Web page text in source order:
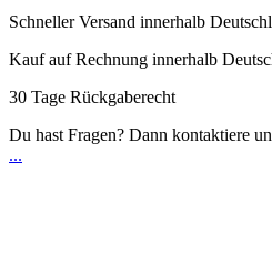
Schneller Versand innerhalb
Kauf auf Rechnung innerhalb
30 Tage Rückgaberecht
Du hast Fragen? Dann kontaktiere
...